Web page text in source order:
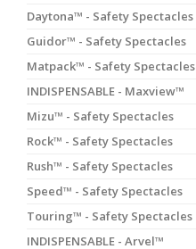
Daytona™ - Safety Spectacles
Guidor™ - Safety Spectacles
Matpack™ - Safety Spectacles
INDISPENSABLE - Maxview™
Mizu™ - Safety Spectacles
Rock™ - Safety Spectacles
Rush™ - Safety Spectacles
Speed™ - Safety Spectacles
Touring™ - Safety Spectacles
INDISPENSABLE - Arvel™